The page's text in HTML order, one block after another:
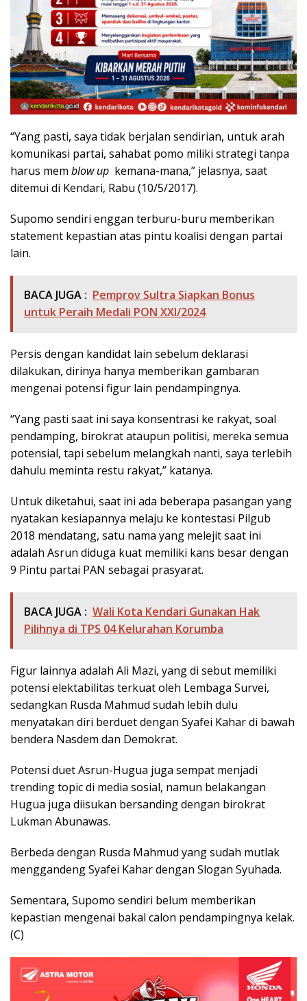
“Yang pasti, saya tidak berjalan sendirian, untuk arah
komunikasi partai, sahabat pomo miliki strategi tanpa
harus mem blow up kemana-mana,” jelasnya, saat
ditemui di Kendari, Rabu (10/5/2017).
Supomo sendiri enggan terburu-buru memberikan
statement kepastian atas pintu koalisi dengan partai
lain.
BACA JUGA : Pemprov Sultra Siapkan Bonus
untuk Peraih Medali PON XXI/2024
Persis dengan kandidat lain sebelum deklarasi
dilakukan, dirinya hanya memberikan gambaran
mengenai potensi figur lain pendampingnya.
“Yang pasti saat ini saya konsentrasi ke rakyat, soal
pendamping, birokrat ataupun politisi, mereka semua
potensial, tapi sebelum melangkah nanti, saya terlebih
dahulu meminta restu rakyat,” katanya.
Untuk diketahui, saat ini ada beberapa pasangan yang
nyatakan kesiapannya melaju ke kontestasi Pilgub
2018 mendatang, satu nama yang melejit saat ini
adalah Asrun diduga kuat memiliki kans besar dengan
9 Pintu partai PAN sebagai prasyarat.
BACA JUGA : Wali Kota Kendari Gunakan Hak
Pilihnya di TPS 04 Kelurahan Korumba
Figur lainnya adalah Ali Mazi, yang di sebut memiliki
potensi elektabilitas terkuat oleh Lembaga Survei,
sedangkan Rusda Mahmud sudah lebih dulu
menyatakan diri berduet dengan Syafei Kahar di bawah
bendera Nasdem dan Demokrat.
Potensi duet Asrun-Hugua juga sempat menjadi
trending topic di media sosial, namun belakangan
Hugua juga diisukan bersanding dengan birokrat
Lukman Abunawas.
Berbeda dengan Rusda Mahmud yang sudah mutlak
menggandeng Syafei Kahar dengan Slogan Syuhada.
Sementara, Supomo sendiri belum memberikan
kepastian mengenai bakal calon pendampingnya kelak.
(C)